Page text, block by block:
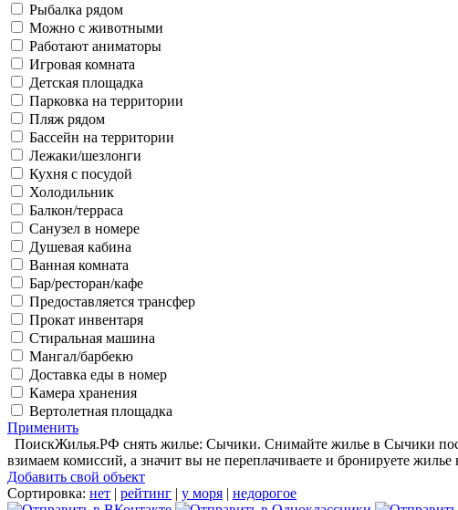
Рыбалка рядом
Можно с животными
Работают аниматоры
Игровая комната
Детская площадка
Парковка на территории
Пляж рядом
Бассейн на территории
Лежаки/шезлонги
Кухня с посудой
Холодильник
Балкон/терраса
Санузел в номере
Душевая кабина
Ванная комната
Бар/ресторан/кафе
Предоставляется трансфер
Прокат инвентаря
Стиральная машина
Мангал/барбекю
Доставка еды в номер
Камера хранения
Вертолетная площадка
Применить
ПоискЖилья.РФ снять жилье: Сычики. Снимайте жилье в Сычики
взимаем комиссий, а значит вы не переплачиваете и бронируете жилье
Добавить свой объект
Сортировка: нет | рейтинг | у моря | недорогое